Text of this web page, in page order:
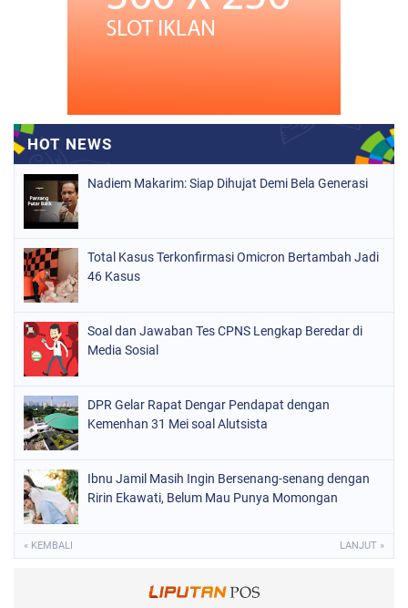
Nadiem Makarim: Siap Dihujat Demi Bela Generasi
Total Kasus Terkonfirmasi Omicron Bertambah Jadi
46 Kasus
Soal dan Jawaban Tes CPNS Lengkap Beredar di
Media Sosial
DPR Gelar Rapat Dengar Pendapat dengan
Kemenhan 31 Mei soal Alutsista
Ibnu Jamil Masih Ingin Bersenang-senang dengan
Ririn Ekawati, Belum Mau Punya Momongan
« KEMBALI LANJUT »